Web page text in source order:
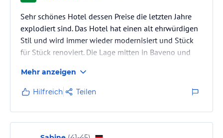
Sehr schönes Hotel dessen Preise die letzten Jahre
explodiert sind. Das Hotel hat einen alt ehrwürdigen
Stil und wird immer wieder modernisiert und Stück
für Stück renoviert. Die Lage mitten in Baveno und
Besitzern langsam zu Kopf. Wir waren bestimmt
schon 30 mal. ABER ich denke für uns war´s das jetzt.
Das Personal im Hotel ist zweigeteilt. Ein Teil ist
super nett ein anderer Teil kann nicht mal lächeln.
Und am Empfang werde wir auch beim 30. mal
begrüsst als…
Mehr anzeigen
Hilfreich Teilen